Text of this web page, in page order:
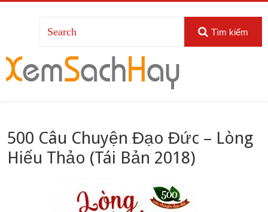
Tìm kiếm
500 Câu Chuyện Đạo Đức – Lòng
Hiếu Thảo (Tái Bản 2018)